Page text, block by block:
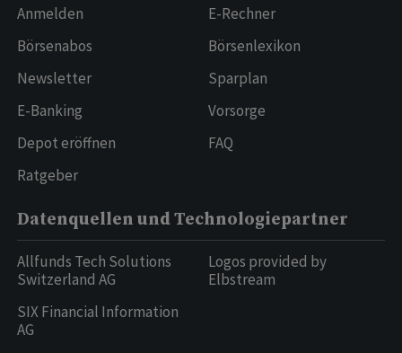
Anmelden
Börsenabos
Newsletter
E-Banking
Depot eröffnen
Ratgeber
E-Rechner
Börsenlexikon
Sparplan
Vorsorge
FAQ
Datenquellen und Technologiepartner
Allfunds Tech Solutions
Switzerland AG
SIX Financial Information
AG
Logos provided by
Elbstream